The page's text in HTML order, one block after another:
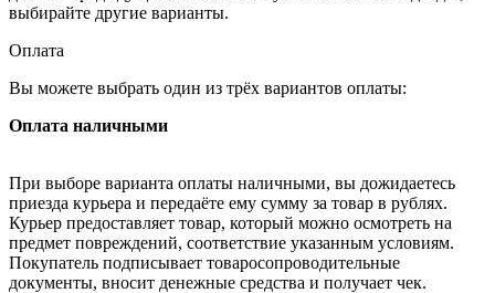
выбирайте другие варианты.
Оплата
Вы можете выбрать один из трёх вариантов оплаты:
Оплата наличными
При выборе варианта оплаты наличными, вы дожидаетесь
приезда курьера и передаёте ему сумму за товар в рублях.
Курьер предоставляет товар, который можно осмотреть на
предмет повреждений, соответствие указанным условиям.
Покупатель подписывает товаросопроводительные
документы, вносит денежные средства и получает чек.